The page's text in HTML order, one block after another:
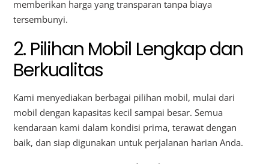
memberikan harga yang transparan tanpa biaya
tersembunyi.
2. Pilihan Mobil Lengkap dan
Berkualitas
Kami menyediakan berbagai pilihan mobil, mulai dari
mobil dengan kapasitas kecil sampai besar. Semua
kendaraan kami dalam kondisi prima, terawat dengan
baik, dan siap digunakan untuk perjalanan harian Anda.